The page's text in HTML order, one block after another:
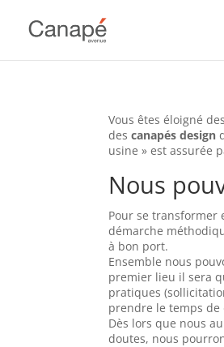
Vous êtes éloigné
descanapés design
usine » est assurée
Nous
Pour se transformer
démarche
à bon port.
Ensemble nous
premier lieu il sera
pratiques
prendre le temps de
Dès lors que nous
doutes, nous